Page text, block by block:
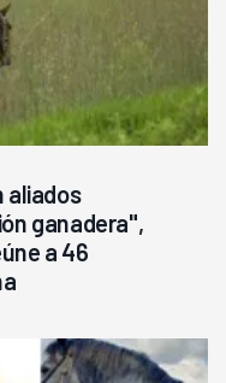
aliados
ganadera",
a 46